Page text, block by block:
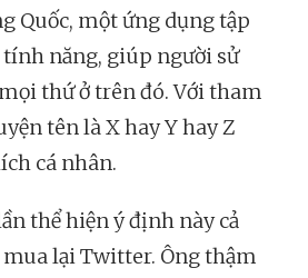
Quốc, một ứng dụng tập
tính năng, giúp người sử
thứ ở trên đó. Với tham
tên là X hay Y hay Z
cá nhân.
thể hiện ý định này cả
lại Twitter. Ông thậm